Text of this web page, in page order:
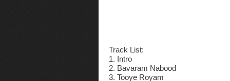
Track List:
1. Intro
2. Bavaram Nabood
3. Tooye Royam